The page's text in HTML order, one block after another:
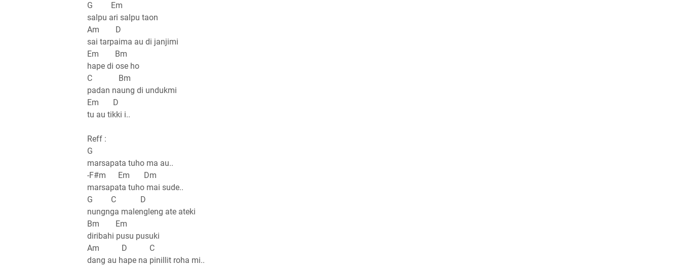
G Em
salpu ari salpu taon
Am D
sai tarpaima au di janjimi
Em Bm
hape di ose ho
C Bm
padan naung di undukmi
Em D
tu au tikki i..
Reff :
G
marsapata tuho ma au..
-F#m Em Dm
marsapata tuho mai sude..
G C D
nungnga malengleng ate ateki
Bm Em
diribahi pusu pusuki
Am D C
dang au hape na pinillit roha mi..